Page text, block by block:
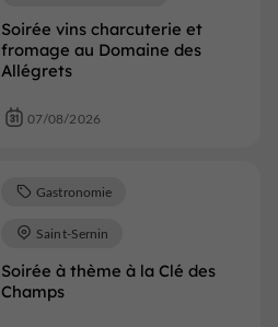
Soirée vins charcuterie et
fromage au Domaine des
Allégrets
07/08/2026
Soirée à thème à la Clé des
Champs
Gastronomie
Saint-Sernin